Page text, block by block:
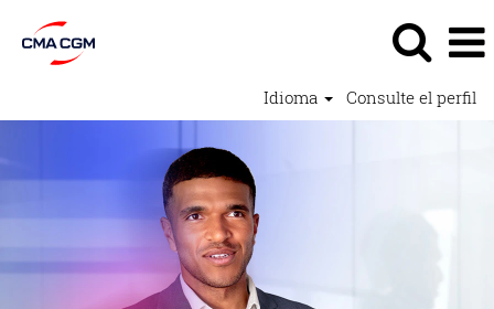
Idioma Consulte el perfil
Iniciales
(VIE)